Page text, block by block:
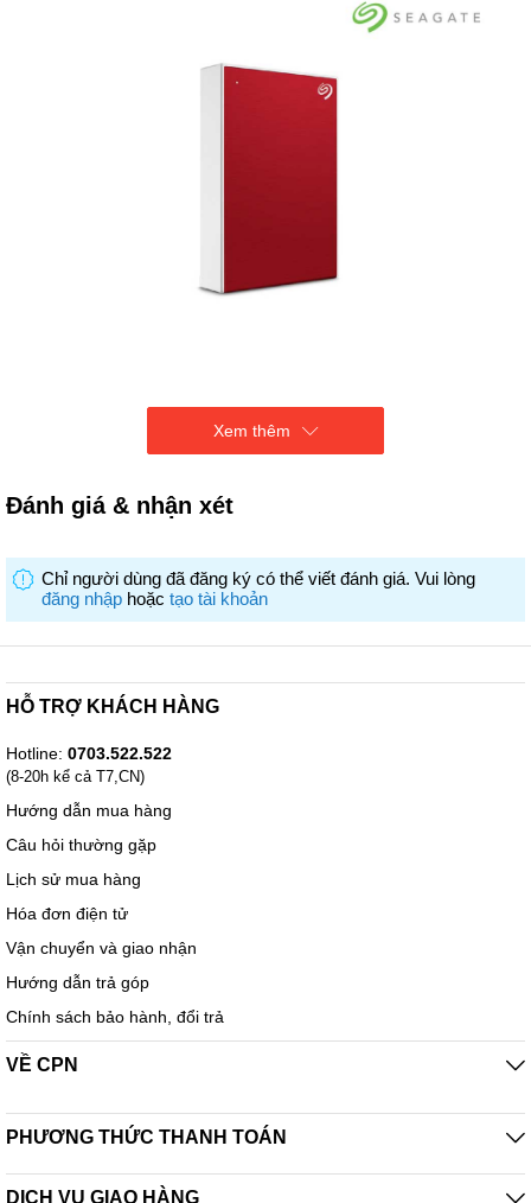
USB3.0
Màu sắc Đỏ
Seagate Rescue Data Recovery Services 3 năm.
- Mã hóa phần cứng AES-256 được kích hoạt bằng mật khẩu giúp
giữa ổ cứng và máy tính
- Chuẩn exFat tương thích MAC và Windows
trên cả Windows và Mac mà không gặp bất kỳ vấn đề nào, đồng
thời tốc độ của chúng vẫn được ổn định.
Xem thêm
Đánh giá & nhận xét
Chỉ người dùng đã đăng ký có thể viết đánh giá. Vui lòng
đăng nhập hoặc tạo tài khoản
HỖ TRỢ KHÁCH HÀNG
Hotline: 0703.522.522
(8-20h kể cả T7,CN)
Hướng dẫn mua hàng
Câu hỏi thường gặp
Lịch sử mua hàng
Hóa đơn điện tử
Vận chuyển và giao nhận
Hướng dẫn trả góp
Chính sách bảo hành, đổi trả
VỀ CPN
PHƯƠNG THỨC THANH TOÁN
DỊCH VỤ GIAO HÀNG